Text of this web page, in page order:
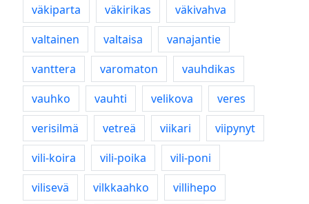
väkiparta
väkirikas
väkivahva
valtainen
valtaisa
vanajantie
vanttera
varomaton
vauhdikas
vauhko
vauhti velikova
veres
verisilmä
vetreä viikari
viipynyt
vili-koira
vili-poika
vili-poni
vilisevä
vilkkaahko
villihepo